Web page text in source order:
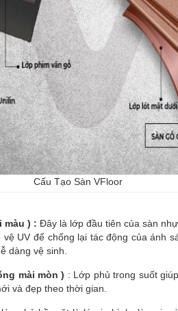
Cấu Tạo Sàn VFloor
màu ) : Đây là lớp đầu tiên của sàn
UV để chống lại tác động của ánh
dàng vệ sinh.
mài mòn ) : Lớp phủ trong suốt
và đẹp theo thời gian.